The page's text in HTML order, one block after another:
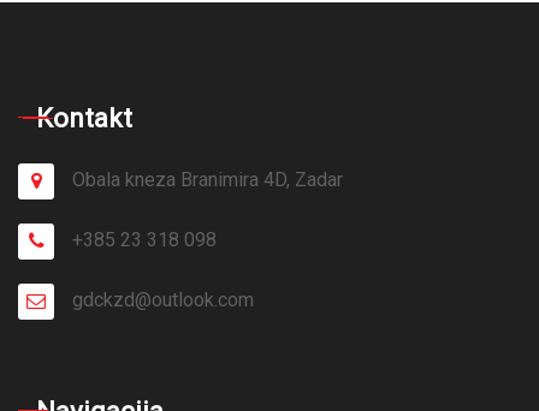
Kontakt
Obala kneza Branimira 4D, Zadar
+385 23 318 098
gdckzd@outlook.com